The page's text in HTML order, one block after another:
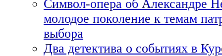
Символ-опера об Александре
молодое поколение к темам
выбора
Два детектива о событиях в